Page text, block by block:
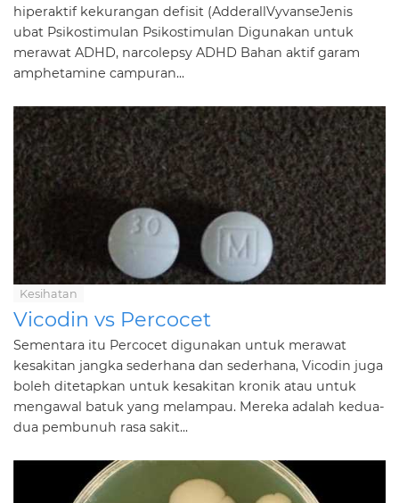
hiperaktif kekurangan defisit (AdderallVyvanseJenis
ubat Psikostimulan Psikostimulan Digunakan untuk
merawat ADHD, narcolepsy ADHD Bahan aktif garam
amphetamine campuran...
Kesihatan
Vicodin vs Percocet
Sementara itu Percocet digunakan untuk merawat
kesakitan jangka sederhana dan sederhana, Vicodin juga
boleh ditetapkan untuk kesakitan kronik atau untuk
mengawal batuk yang melampau. Mereka adalah kedua-
dua pembunuh rasa sakit...